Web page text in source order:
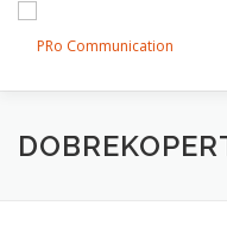
SKLEPY SHOPER